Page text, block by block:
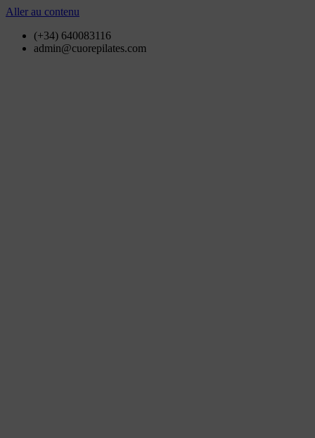
Aller au contenu
(+34) 640083116
admin@cuorepilates.com